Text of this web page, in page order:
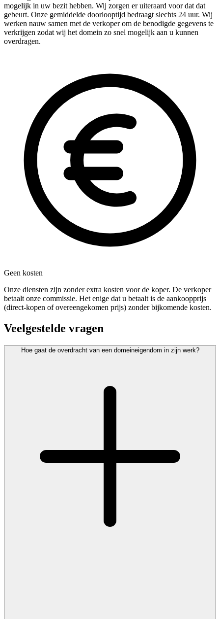
mogelijk in uw bezit hebben. Wij zorgen er uiteraard voor dat dat
gebeurt. Onze gemiddelde doorlooptijd bedraagt slechts 24 uur. Wij
werken nauw samen met de verkoper om de benodigde gegevens te
verkrijgen zodat wij het domein zo snel mogelijk aan u kunnen
overdragen.
Geen kosten
Onze diensten zijn zonder extra kosten voor de koper. De verkoper
betaalt onze commissie. Het enige dat u betaalt is de aankoopprijs
(direct-kopen of overeengekomen prijs) zonder bijkomende kosten.
Veelgestelde vragen
Hoe gaat de overdracht van een domeineigendom in zijn werk?